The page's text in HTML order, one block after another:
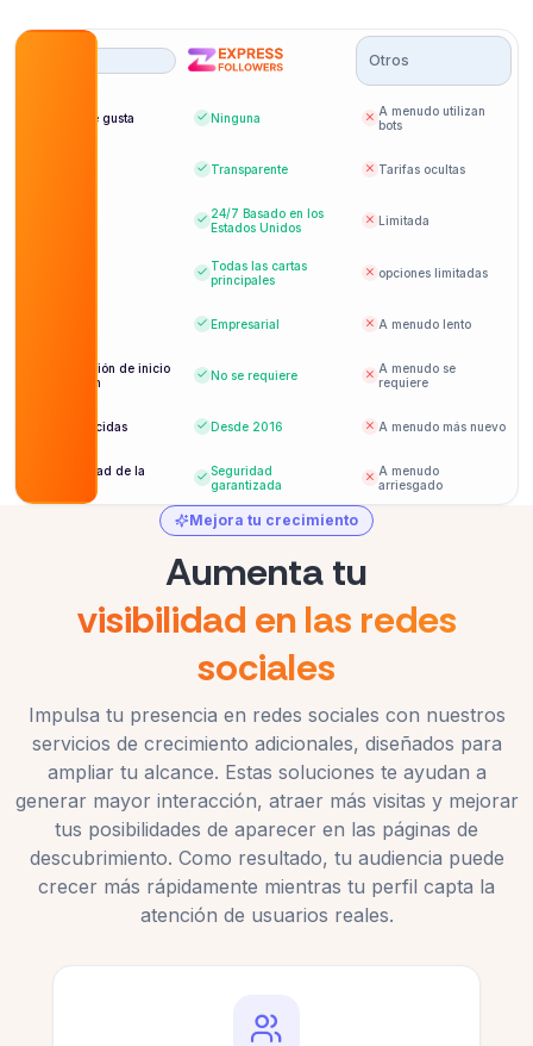
gusta" en YouTube y poco después vi más
interacción orgánica.
ethan ford
El servicio superó mis expectativas. Los "me
gusta" se veían naturales y aumentaron mi
Cliente verificado
a quienes buscan interacción en YouTube.
Henry Cooper
Genial para impulsar nuevos videos. Comprar
Avery Mitchell
En general, buen servicio. Un poco lento, pero
los sabores eran de buena calidad.
LP Logan Price
sitio a todos los nuevos creadores.
Otros
A Bot le gusta Ninguna
A menudo utilizan
bots
Transparente Tarifas ocultas
24/7 Basado en los
Estados Unidos
Limitada
Todas las cartas
principales
opciones limitadas
Empresarial A menudo lento
Información de inicio
de sesión
No se requiere
A menudo se
requiere
Establecidas Desde 2016 A menudo más nuevo
Seguridad de la
Seguridad
garantizada
A menudo
arriesgado
Mejora tu crecimiento
Aumenta tu
visibilidad en las redes
sociales
Impulsa tu presencia en redes sociales con nuestros
servicios de crecimiento adicionales, diseñados para
ampliar tu alcance. Estas soluciones te ayudan a
generar mayor interacción, atraer más visitas y mejorar
tus posibilidades de aparecer en las páginas de
descubrimiento. Como resultado, tu audiencia puede
crecer más rápidamente mientras tu perfil capta la
atención de usuarios reales.